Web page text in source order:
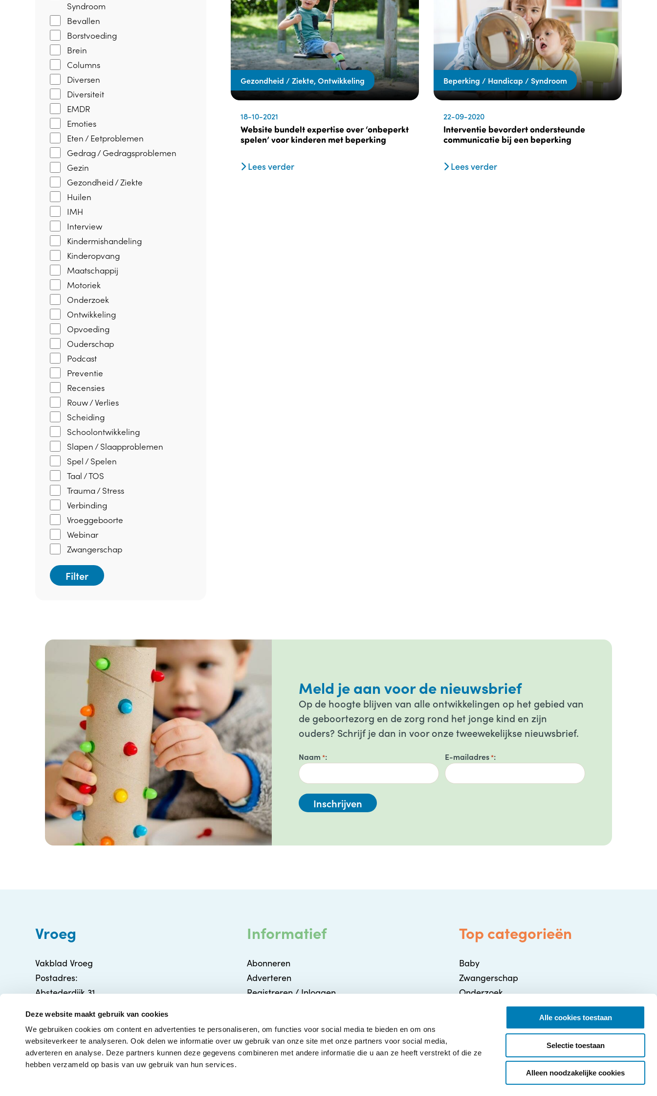
Deze website maakt gebruik van cookies
We gebruiken cookies om content en advertenties te personaliseren, om functies voor social media te bieden en om ons
websiteverkeer te analyseren. Ook delen we informatie over uw gebruik van onze site met onze partners voor social media,
adverteren en analyse. Deze partners kunnen deze gegevens combineren met andere informatie die u aan ze heeft verstrekt of die ze
hebben verzameld op basis van uw gebruik van hun services.
Alle cookies toestaan
Selectie toestaan
Alleen noodzakelijke cookies
Syndroom
Bevallen
Borstvoeding
Brein
Columns
Diversen
Diversiteit
EMDR
Emoties
Eten / Eetproblemen
Gedrag / Gedragsproblemen
Gezin
Gezondheid / Ziekte
Huilen
IMH
Interview
Kindermishandeling
Kinderopvang
Maatschappij
Motoriek
Onderzoek
Ontwikkeling
Opvoeding
Ouderschap
Podcast
Preventie
Recensies
Rouw / Verlies
Scheiding
Schoolontwikkeling
Slapen / Slaapproblemen
Spel / Spelen
Taal / TOS
Trauma / Stress
Verbinding
Vroeggeboorte
Webinar
Zwangerschap
Gezondheid / Ziekte, Ontwikkeling
18-10-2021
Website bundelt expertise over ‘onbeperkt
spelen’ voor kinderen met beperking
Lees verder
Beperking / Handicap / Syndroom
22-09-2020
Interventie bevordert ondersteunde
communicatie bij een beperking
Lees verder
Meld je aan voor de nieuwsbrief
Op de hoogte blijven van alle ontwikkelingen op het gebied van
de geboortezorg en de zorg rond het jonge kind en zijn
ouders? Schrijf je dan in voor onze tweewekelijkse nieuwsbrief.
Naam * E-mailadres*
Vroeg
Vakblad Vroeg
Postadres:
Abstederdijk 31
info@vakbladvroeg.nl
KVK: 71316426
Informatief
Abonneren
Adverteren
Registreren / Inloggen
Contact
Top categorieën
Baby
Zwangerschap
Onderzoek
Gezondheid / Ziekte
Ouderschap